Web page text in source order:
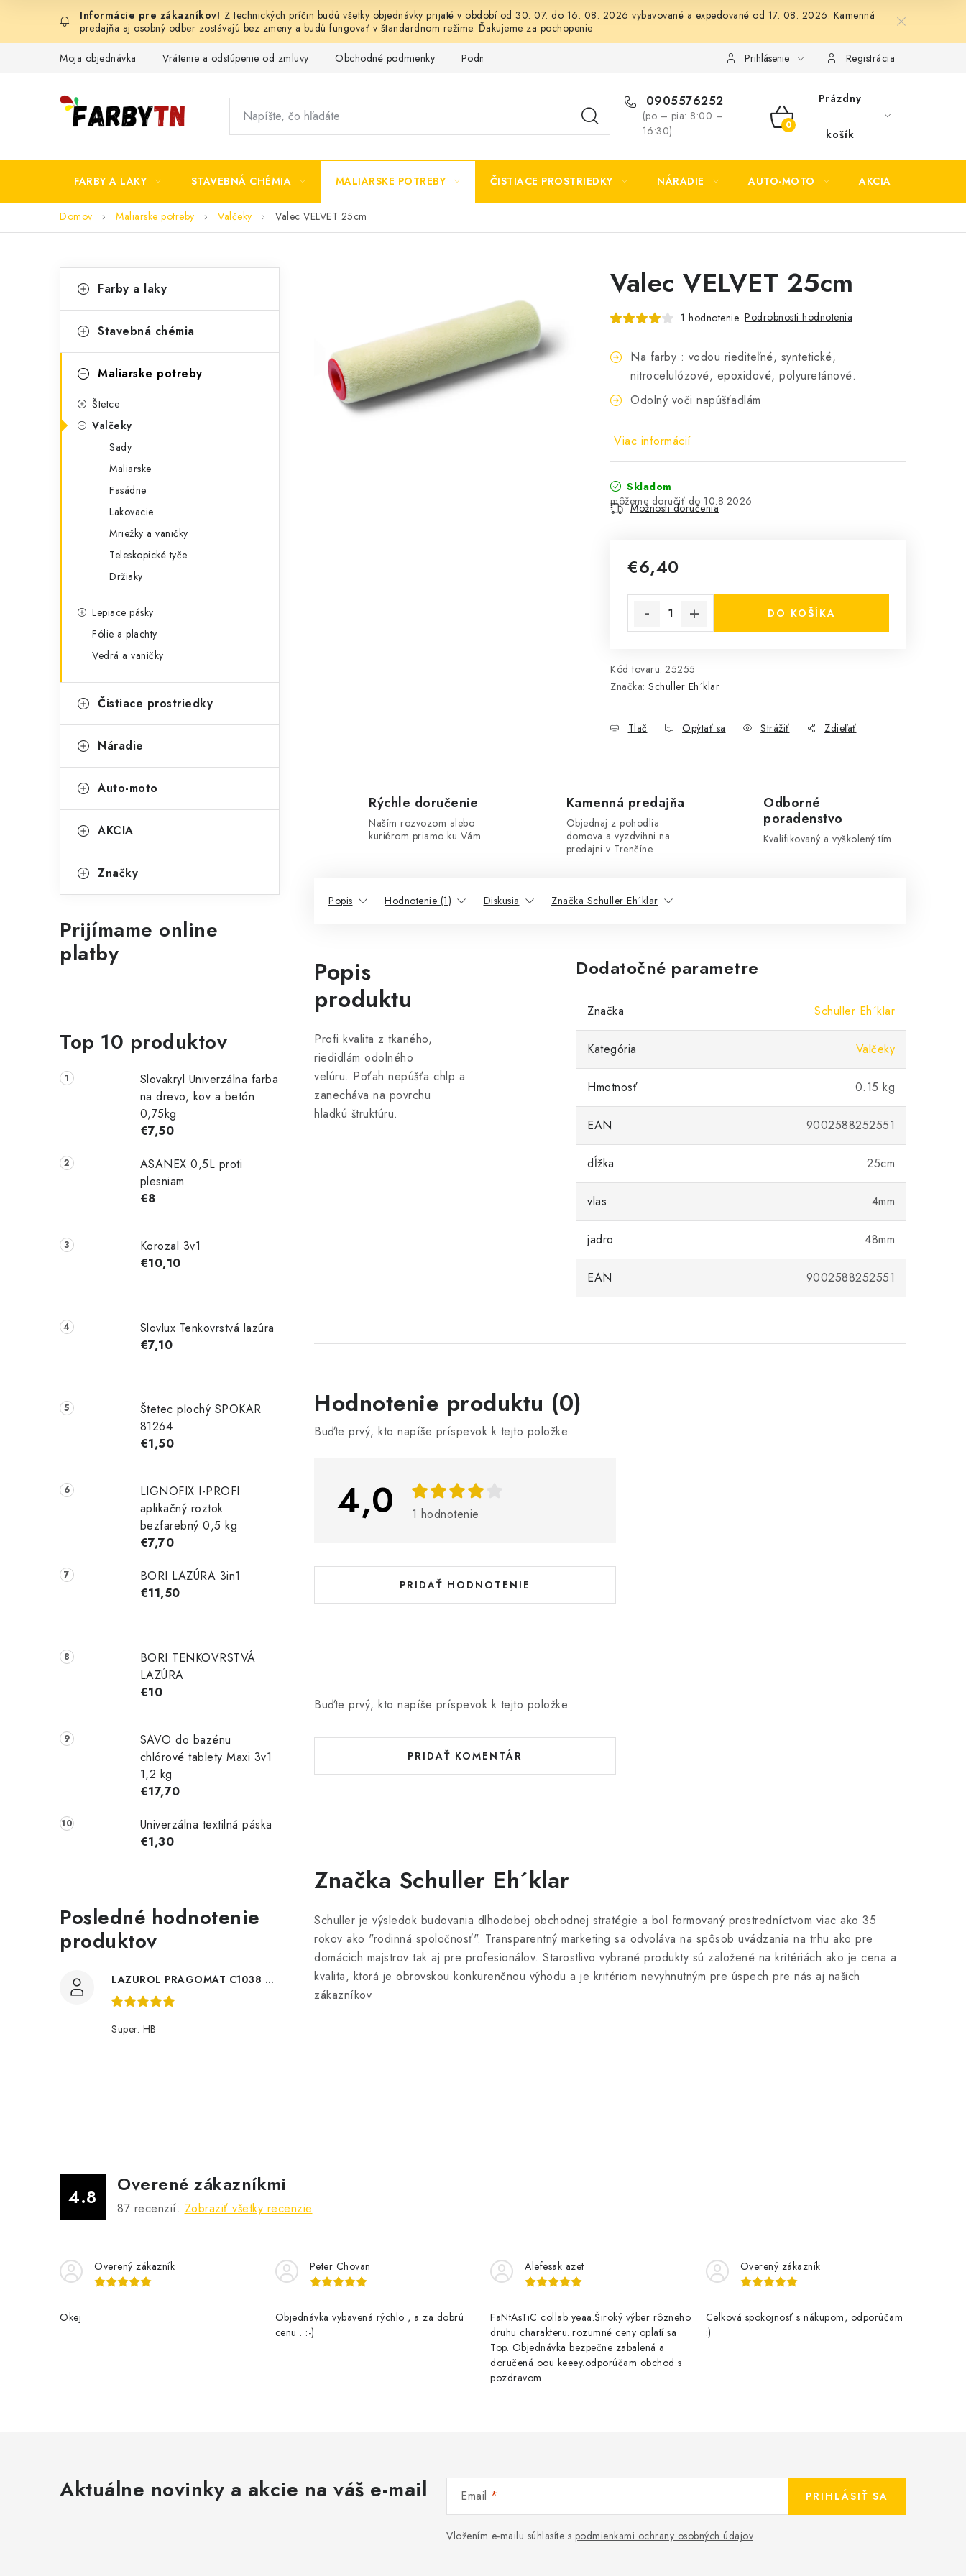
obsah
Z technických príčin budú všetky objednávky prijaté v období od 30. 07. do 16. 08. 2026 vybavované a expedované od 17. 08. 2026. Kamenná
predajňa aj osobný odber zostávajú bez zmeny a budú fungovať v štandardnom režime. Ďakujeme za pochopenie
Moja objednávka Vrátenie a odstúpenie od zmluvy Obchodné podmienky Podmienky ochrany osobných údajov Formulár na odstúpenie od zmluvy Formulár na reklamáciu
Prihlásenie Registrácia
0905576252
(po – pia: 8:00 –
16:30)
NÁKUPNÝ
Prázdny
košík
FARBY A LAKY STAVEBNÁ CHÉMIA MALIARSKE POTREBY ČISTIACE PROSTRIEDKY NÁRADIE AUTO-MOTO AKCIA
Domov Maliarske potreby Valčeky Valec VELVET 25cm
o
n
p
kategórie
a
e
r
Farby a laky
Stavebná chémia
Maliarske potreby
Štetce
Valčeky
Sady
Maliarske
Fasádne
Lakovacie
Mriežky a vaničky
Teleskopické tyče
Držiaky
Lepiace pásky
Fólie a plachty
Vedrá a vaničky
Čistiace prostriedky
Náradie
Auto-moto
AKCIA
Značky
Prijímame online
platby
Top 10 produktov
Slovakryl Univerzálna farba
na drevo, kov a betón
0,75kg
€7,50
ASANEX 0,5L proti
plesniam
€8
Korozal 3v1
€10,10
Slovlux Tenkovrstvá lazúra
€7,10
Štetec plochý SPOKAR
81264
€1,50
LIGNOFIX I-PROFI
aplikačný roztok
bezfarebný 0,5 kg
€7,70
BORI LAZÚRA 3in1
€11,50
BORI TENKOVRSTVÁ
LAZÚRA
€10
SAVO do bazénu
chlórové tablety Maxi 3v1
1,2 kg
€17,70
Univerzálna textilná páska
€1,30
Posledné hodnotenie
produktov
LAZUROL PRAGOMAT C1038 0,75l
Super. HB
Valec VELVET 25cm
1 hodnotenie Podrobnosti hodnotenia
Na farby : vodou riediteľné, syntetické,
nitrocelulózové, epoxidové, polyuretánové.
Odolný voči napúšťadlám
Viac informácií
Skladom
10.8.2026
Možnosti doručenia
€6,40
DO KOŠÍKA
Kód tovaru: 25255
Značka: Schuller Eh´klar
Tlač Opýtať sa Strážiť Zdieľať
Rýchle doručenie
Naším rozvozom alebo
kuriérom priamo ku Vám
Kamenná predajňa
Objednaj z pohodlia
domova a vyzdvihni na
predajni v Trenčíne
Odborné
poradenstvo
Kvalifikovaný a vyškolený tím
Popis Hodnotenie (1) Diskusia Značka Schuller Eh´klar
Popis
produktu
Profi kvalita z tkaného,
riedidlám odolného
velúru. Poťah nepúšťa chlp a
zanecháva na povrchu
hladkú štruktúru.
Dodatočné parametre
Značka Schuller Eh´klar
Kategória Valčeky
Hmotnosť 0.15 kg
EAN 9002588252551
dĺžka 25cm
vlas 4mm
jadro 48mm
EAN 9002588252551
Hodnotenie produktu (0)
Buďte prvý, kto napíše príspevok k tejto položke.
4,0 1 hodnotenie
PRIDAŤ HODNOTENIE
V
ý
d
í
Buďte prvý, kto napíše príspevok k tejto položke.
PRIDAŤ KOMENTÁR
Značka Schuller Eh´klar
Schuller je výsledok budovania dlhodobej obchodnej stratégie a bol formovaný prostredníctvom viac ako 35
rokov ako "rodinná spoločnosť". Transparentný marketing sa odvoláva na spôsob uvádzania na trhu ako pre
domácich majstrov tak aj pre profesionálov. Starostlivo vybrané produkty sú založené na kritériách ako je cena a
kvalita, ktorá je obrovskou konkurenčnou výhodu a je kritériom nevyhnutným pre úspech pre nás aj našich
zákazníkov
4.8
Overené zákazníkmi
87 recenzií. Zobraziť všetky recenzie
Overený zákazník
Okej
Peter Chovan
Objednávka vybavená rýchlo , a za dobrú
cenu . :-)
Alefesak azet
FaNtAsTiC collab yeaa.Široký výber rôzneho
druhu charakteru..rozumné ceny oplatí sa
Top. Objednávka bezpečne zabalená a
doručená oou keeey.odporúčam obchod s
pozdravom
Overený zákazník
Celková spokojnosť s nákupom, odporúčam
:)
Aktuálne novinky a akcie na váš e-mail Email
Vložením e-mailu súhlasíte s podmienkami ochrany osobných údajov
PRIHLÁSIŤ SA